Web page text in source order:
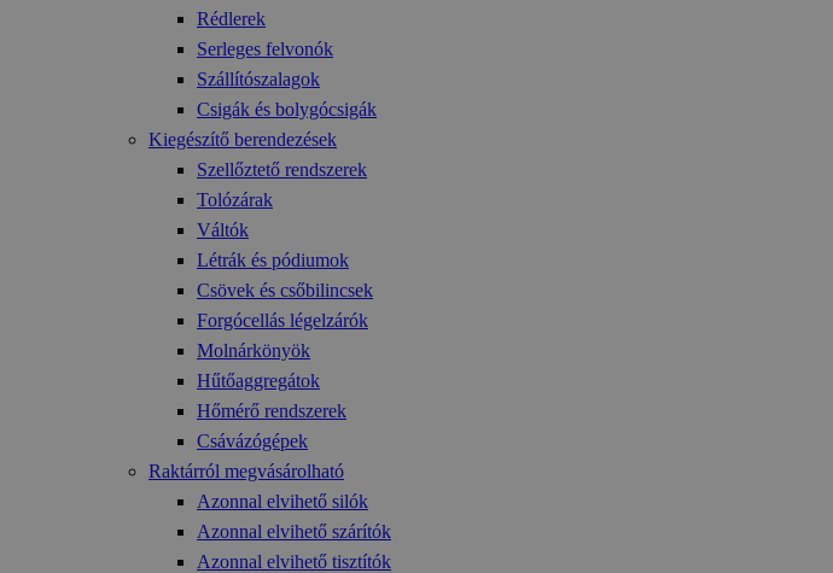
Rédlerek
Serleges felvonók
Szállítószalagok
Csigák és bolygócsigák
Kiegészítő berendezések
Szellőztető rendszerek
Tolózárak
Váltók
Létrák és pódiumok
Csövek és csőbilincsek
Forgócellás légelzárók
Molnárkönyök
Hűtőaggregátok
Hőmérő rendszerek
Csávázógépek
Raktárról megvásárolható
Azonnal elvihető silók
Azonnal elvihető szárítók
Azonnal elvihető tisztítók